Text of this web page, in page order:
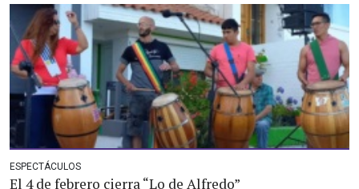
ESPECTÁCULOS
El 4 de febrero cierra “Lo de Alfredo”